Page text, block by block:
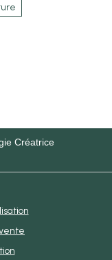
Créatrice